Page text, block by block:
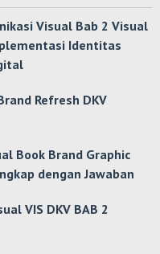
Visual Bab 2 Visual
Identitas
Refresh DKV
Book Brand Graphic
dengan Jawaban
VIS DKV BAB 2